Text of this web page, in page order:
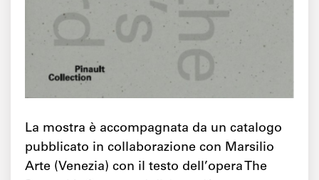
La mostra è accompagnata da un catalogo
pubblicato in collaborazione con Marsilio
Arte (Venezia) con il testo dell’opera The